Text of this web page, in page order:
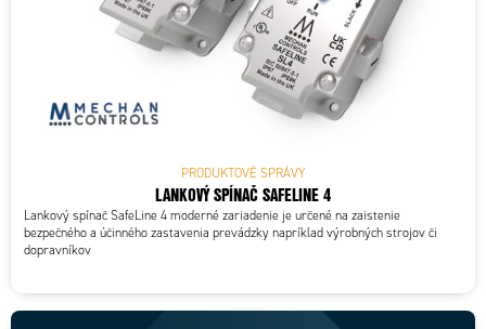
PRODUKTOVÉ SPRÁVY
LANKOVÝ SPÍNAČ SAFELINE 4
Lankový spínač SafeLine 4 moderné zariadenie je určené na zaistenie
bezpečného a účinného zastavenia prevádzky napríklad výrobných strojov či
dopravníkov